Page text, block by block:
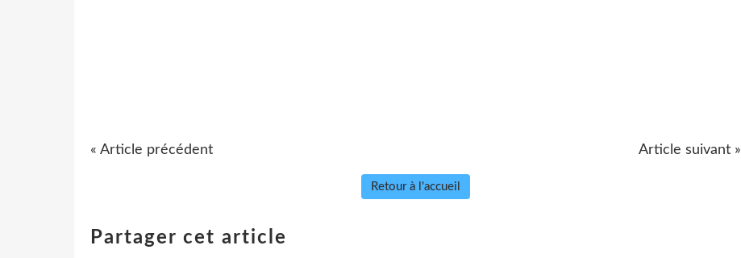
« Article précédent Article suivant »
Retour à l'accueil
Partager cet article